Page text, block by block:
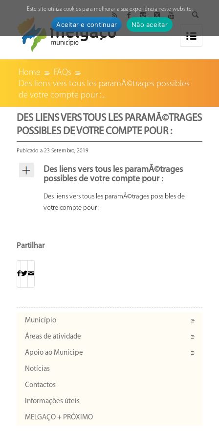
Home
FAQs
Des liens vers tous les paramÃ©trages possibles
de votre compte pour :...
DES LIENS VERS TOUS LES PARAMÃ©TRAGES
POSSIBLES DE VOTRE COMPTE POUR :
Publicado a 23 Setembro, 2019
Des liens vers tous les paramÃ©trages
possibles de votre compte pour :
Des liens vers tous les paramÃ©trages possibles de
votre compte pour :
Partilhar
Município
Áreas de atividade
Apoio ao Munícipe
Notícias
Contactos
Informações úteis
MELGAÇO + PRÓXIMO
Este site utiliza cookies para melhorar a sua experiência neste website.
Aceitar e continuar Não aceitar